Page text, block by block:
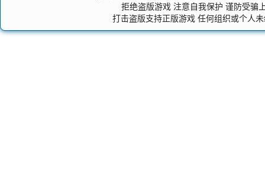
拒绝盗版游戏 注意自我保护 谨防受骗
打击盗版支持正版游戏 任何组织或个人